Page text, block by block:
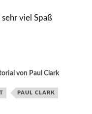
viel Spaß
von Paul Clark
PAUL CLARK